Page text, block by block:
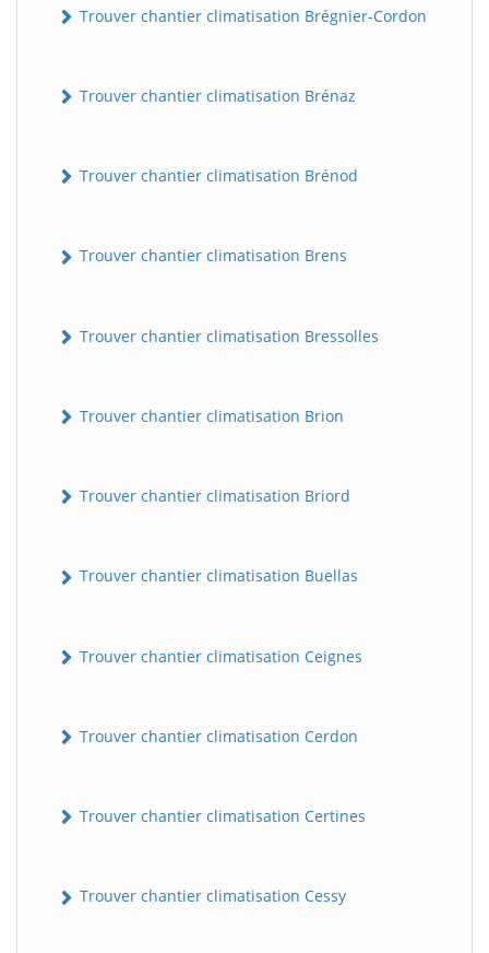
Trouver chantier climatisation Brégnier-Cordon
Trouver chantier climatisation Brénaz
Trouver chantier climatisation Brénod
Trouver chantier climatisation Brens
Trouver chantier climatisation Bressolles
Trouver chantier climatisation Brion
Trouver chantier climatisation Briord
Trouver chantier climatisation Buellas
Trouver chantier climatisation Ceignes
Trouver chantier climatisation Cerdon
Trouver chantier climatisation Certines
Trouver chantier climatisation Cessy